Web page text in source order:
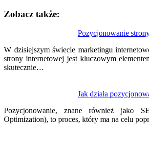
Zobacz także:
Pozycjonowanie
W dzisiejszym świecie marketingu
strony internetowej jest kluczowym
skutecznie…
Jak działa
Pozycjonowanie, znane również jako
Optimization), to proces, który ma na celu
wpisu